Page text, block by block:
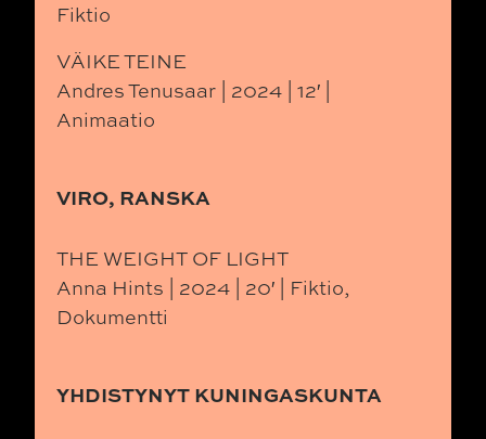
Fiktio
VÄIKE TEINE
Andres Tenusaar | 2024 | 12′ |
Animaatio
VIRO, RANSKA
THE WEIGHT OF LIGHT
Anna Hints | 2024 | 20′ | Fiktio,
Dokumentti
YHDISTYNYT KUNINGASKUNTA